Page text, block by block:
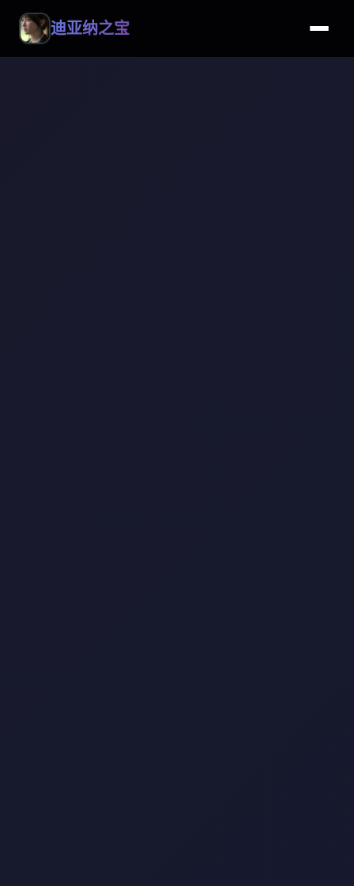
迪亚纳之宝